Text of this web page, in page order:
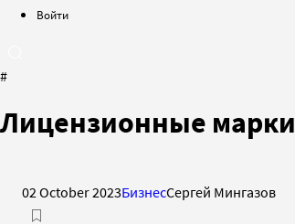
Войти
#
Лицензионные марки
02 October 2023БизнесСергей Мингазов